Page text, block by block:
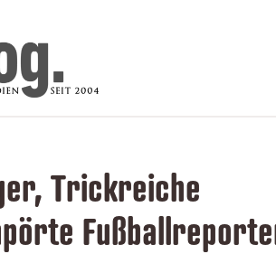
Trickreiche